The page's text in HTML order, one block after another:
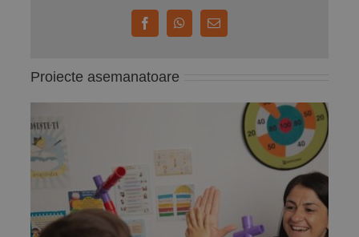
FacebookWhatsApp
E-
Proiecte asemanatoare
Deputata PNL Mara Calista anunță un